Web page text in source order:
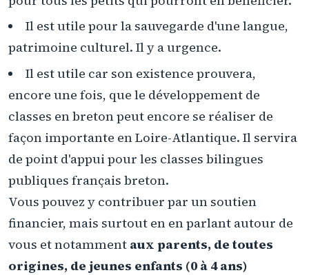
Il est utile pour la sauvegarde d'une langue,
patrimoine culturel. Il y a urgence.
Il est utile car son existence prouvera,
encore une fois, que le développement de
classes en breton peut encore se réaliser de
façon importante en Loire-Atlantique. Il servira
de point d'appui pour les classes bilingues
publiques français breton.
Vous pouvez y contribuer par un soutien
financier, mais surtout en en parlant autour de
vous et notamment aux parents, de toutes
origines, de jeunes enfants (0 à 4 ans)